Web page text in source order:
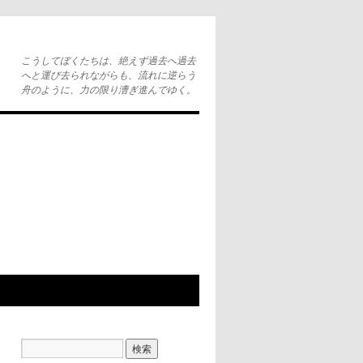
こうしてぼくたちは、絶えず過去へ過去
へと運び去られながらも、流れに逆らう
舟のように、力の限り漕ぎ進んでゆく。